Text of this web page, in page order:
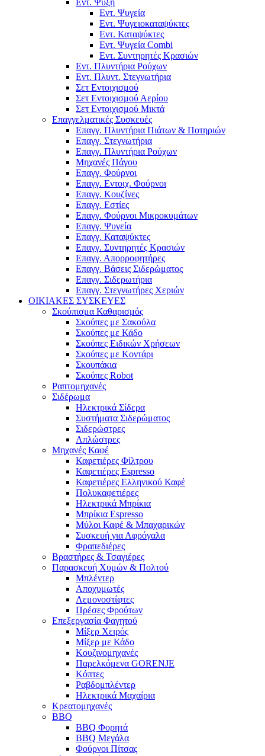
Εντ. Ψύξη
Εντ. Ψυγεία
Εντ. Ψυγειοκαταψύκτες
Εντ. Καταψύκτες
Εντ. Ψυγεία Combi
Εντ. Συντηρητές Κρασιών
Εντ. Πλυντήρια Ρούχων
Εντ. Πλυντ. Στεγνωτήρια
Σετ Εντοιχισμού
Σετ Εντοιχισμού Αερίου
Σετ Εντοιχισμού Μικτά
Επαγγελματικές Συσκευές
Επαγγ. Πλυντήρια Πιάτων & Ποτηριών
Επαγγ. Στεγνωτήρια
Επαγγ. Πλυντήρια Ρούχων
Μηχανές Πάγου
Επαγγ. Φούρνοι
Επαγγ. Εντοιχ. Φούρνοι
Επαγγ. Κουζίνες
Επαγγ. Εστίες
Επαγγ. Φούρνοι Μικροκυμάτων
Επαγγ. Ψυγεία
Επαγγ. Καταψύκτες
Επαγγ. Συντηρητές Κρασιών
Επαγγ. Απορροφητήρες
Επαγγ. Βάσεις Σιδερώματος
Επαγγ. Σιδερωτήρια
Επαγγ. Στεγνωτήρες Χεριών
ΟΙΚΙΑΚΕΣ ΣΥΣΚΕΥΕΣ
Σκούπισμα Καθαρισμός
Σκούπες με Σακούλα
Σκούπες με Κάδο
Σκούπες Ειδικών Χρήσεων
Σκούπες με Κοντάρι
Σκουπάκια
Σκούπες Robot
Ραπτομηχανές
Σιδέρωμα
Ηλεκτρικά Σίδερα
Συστήματα Σιδερώματος
Σιδερώστρες
Απλώστρες
Μηχανές Καφέ
Καφετιέρες Φίλτρου
Καφετιέρες Espresso
Καφετιέρες Ελληνικού Καφέ
Πολυκαφετιέρες
Ηλεκτρικά Μπρίκια
Μπρίκια Espresso
Μύλοι Καφέ & Μπαχαρικών
Συσκευή για Αφρόγαλα
Φραπεδιέρες
Βραστήρες & Τσαγιέρες
Παρασκευή Χυμών & Πολτού
Μπλέντερ
Αποχυμωτές
Λεμονοστίφτες
Πρέσες Φρούτων
Επεξεργασία Φαγητού
Μίξερ Χειρός
Μίξερ με Κάδο
Κουζινομηχανές
Παρελκόμενα GORENJE
Κόπτες
Ραβδομπλέντερ
Ηλεκτρικά Μαχαίρια
Κρεατομηχανές
BBQ
BBQ Φορητά
BBQ Μεγάλα
Φούρνοι Πίτσας